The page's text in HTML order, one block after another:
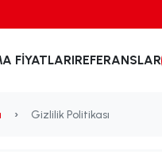
FIYATLARIREFERANSLAR
Gizlilik Politikası